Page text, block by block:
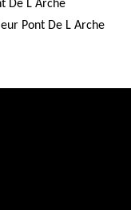
De L Arche
Pont De L Arche